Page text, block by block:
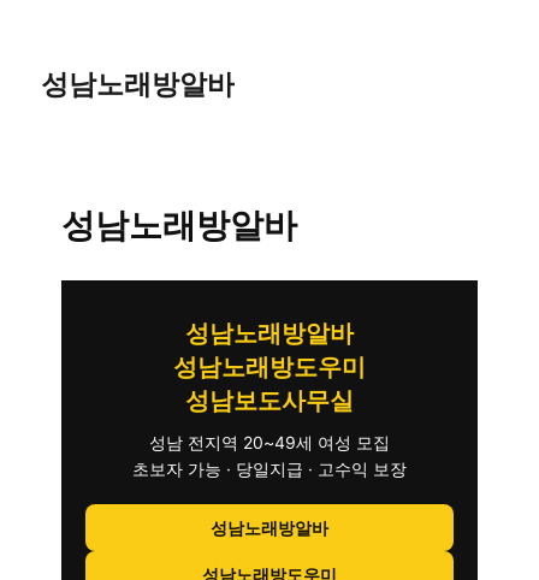
성남노래방알바
성남노래방알바
성남노래방알바
성남노래방도우미
성남보도사무실
성남 전지역 20~49세 여성 모집
초보자 가능 · 당일지급 · 고수익 보장
성남노래방알바
성남노래방도우미